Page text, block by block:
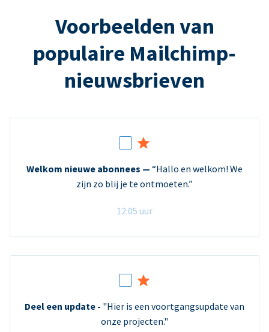
Voorbeelden van
populaire Mailchimp-
nieuwsbrieven
Welkom nieuwe abonnees — “Hallo en welkom! We
zijn zo blij je te ontmoeten.”
12:05 uur
Deel een update - "Hier is een voortgangsupdate van
onze projecten."